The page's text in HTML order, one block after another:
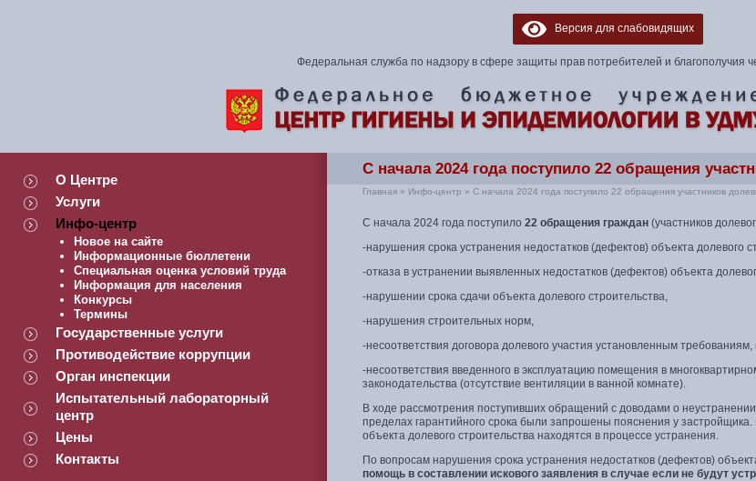
Версия для слабовидящих
Федеральная служба по надзору в сфере защиты прав потребителей и благополучия
О Центре
Услуги
Инфо-центр
Новое на сайте
Информационные бюллетени
Специальная оценка условий труда
Информация для населения
Конкурсы
Термины
Государственные услуги
Противодействие коррупции
Орган инспекции
Испытательный лабораторный
центр
Цены
Контакты
С начала 2024 года поступило 22 обращения
Главная » Инфо-центр » С начала 2024 года поступило 22 обращения участников
С начала 2024 года поступило 22 обращения граждан (участников
-нарушения срока устранения недостатков (дефектов) объекта долевого
-отказа в устранении выявленных недостатков (дефектов) объекта
-нарушении срока сдачи объекта долевого строительства,
-нарушения строительных норм,
-несоответствия договора долевого участия установленным
-несоответствия введенного в эксплуатацию помещения в
законодательства (отсутствие вентиляции в ванной комнате).
В ходе рассмотрения поступивших обращений с доводами о
пределах гарантийного срока были запрошены пояснения у
объекта долевого строительства находятся в процессе устранения.
По вопросам нарушения срока устранения недостатков (дефектов)
помощь в составлении искового заявления в случае если не будут